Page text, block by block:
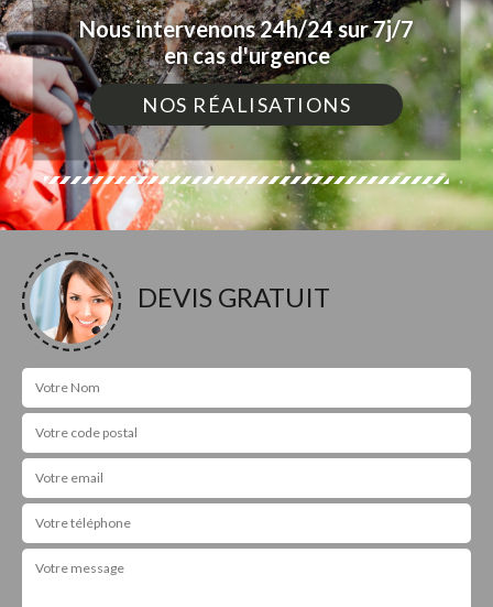
Nous intervenons 24h/24 sur 7j/7
en cas d'urgence
NOS RÉALISATIONS
DEVIS GRATUIT